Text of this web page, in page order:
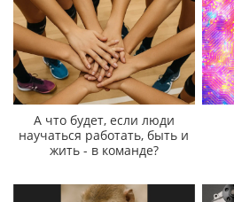
А что будет, если люди
научаться работать, быть и
жить - в команде?